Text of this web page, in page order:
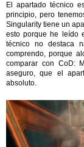
El apartado técnico
principio, pero
Singularity tiene un
esto porque he leído
técnico no destaca
comprendo, porque
comparar con CoD:
aseguro, que el
absoluto.